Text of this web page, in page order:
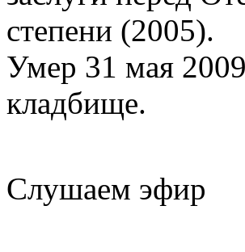
степени (2005).
Умер 31 мая
кладбище.
Слушаем эфир